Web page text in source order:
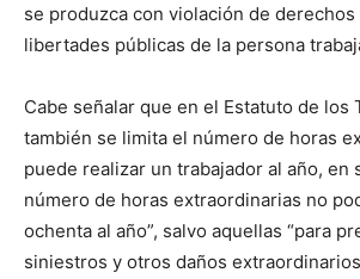
se produzca con violación de
libertades públicas de la persona
Cabe señalar que en el Estatuto de los
también se limita el número de horas
puede realizar un trabajador al año, en
número de horas extraordinarias no
ochenta al año”, salvo aquellas “para
siniestros y otros daños